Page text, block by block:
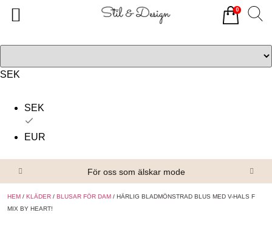
SEK
SEK
EUR
För oss som älskar mode
HEM / KLÄDER / BLUSAR FÖR DAM / HÄRLIG BLADMÖNSTRAD BLUS MED V-HALS F
MIX BY HEART!
0
Alla produkter
Om oss